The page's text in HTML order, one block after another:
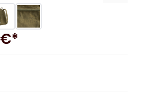
€*